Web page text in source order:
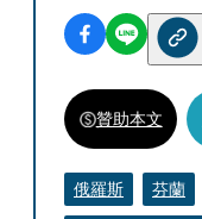
贊助本文
俄羅斯 芬蘭